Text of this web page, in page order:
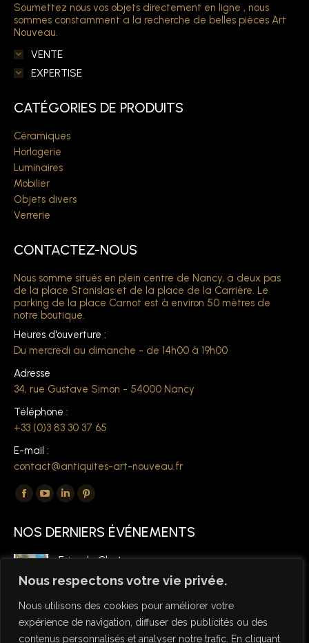
Nous respectons votre vie privée.
Nous utilisons des cookies pour améliorer votre
expérience de navigation, diffuser des publicités ou des
contenus personnalisés et analyser notre trafic. En cliquant
Soumettez nous vos objets directement en ligne , nous
sommes constamment a la recherche de belles pièces Art
Nouveau.
VENTE
EXPERTISE
CATÉGORIES DE PRODUITS
Céramiques
Horlogerie
Luminaires
Mobilier
Objets divers
Verrerie
CONTACTEZ-NOUS
Nous somme situés en plein centre de Nancy, à deux pas
de la place Stanislas et de la place de la Carrière. Le
parking de la place Carnot est à environ 50 mètres de
notre boutique.
Heures d'ouverture :
Du mercredi au dimanche - de 14h00 à 19h00
Adresse
34, rue Gustave Simon - 54000 Nancy
Téléphone :
+33 (0)3 83 30 37 65
E-mail :
contact@antiquites-art-nouveau.fr
Trouvez nous sur :
La
Facebook
s'ouvre
nouvelle
fenêtre
La
YouTube
s'ouvre
nouvelle
fenêtre
La
LinkedIn
s'ouvre
une
nouvelle
fenêtre
La
Pinterest
s'ouvre
nouvelle
fenêtre
NOS DERNIERS ÉVÉNEMENTS
Foire de Chatou
6 mars 2026